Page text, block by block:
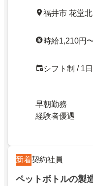
福井市 花堂
時給1,210円
シフト制 / 1
早朝勤務
経験者優遇
新着契約社員
ペットボトルの製